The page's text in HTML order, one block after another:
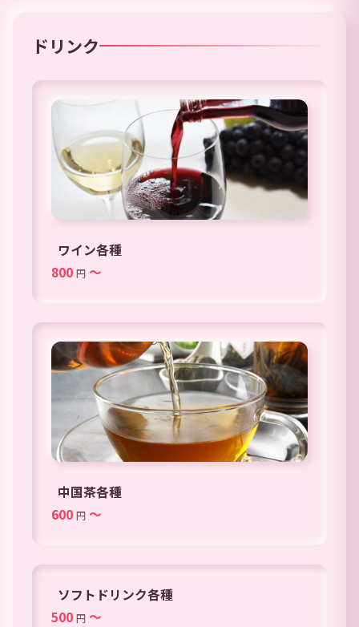
ドリンク
ワイン各種
800 円 ～
中国茶各種
600 円 ～
ソフトドリンク各種
500 円 ～